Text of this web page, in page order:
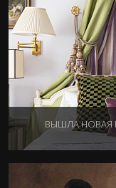
ВЫШЛА НОВАЯ